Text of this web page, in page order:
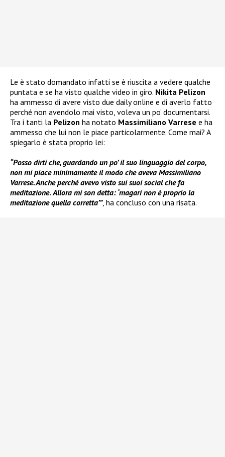
Le è stato domandato infatti se è riuscita a vedere qualche
puntata e se ha visto qualche video in giro. Nikita Pelizon
ha ammesso di avere visto due daily online e di averlo fatto
perché non avendolo mai visto, voleva un po’ documentarsi.
Tra i tanti la Pelizon ha notato Massimiliano Varrese e ha
ammesso che lui non le piace particolarmente. Come mai? A
spiegarlo è stata proprio lei:
“Posso dirti che, guardando un po’ il suo linguaggio del corpo,
non mi piace minimamente il modo che aveva Massimiliano
Varrese. Anche perché avevo visto sui suoi social che fa
meditazione. Allora mi son detta: ‘magari non è proprio la
meditazione quella corretta’”, ha concluso con una risata.